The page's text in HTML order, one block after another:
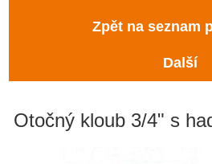
Zpět na seznam
Další
Otočný kloub 3/4" s